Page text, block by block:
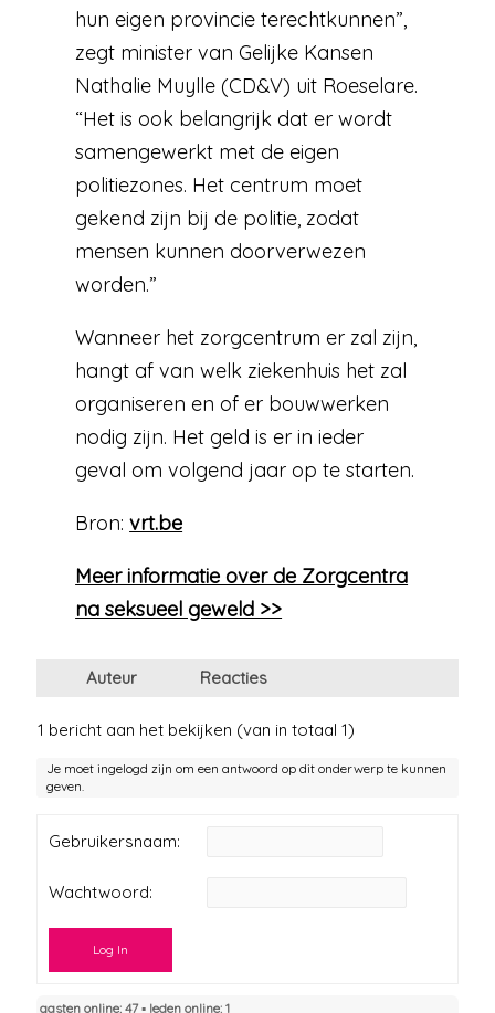
hun eigen provincie terechtkunnen”,
zegt minister van Gelijke Kansen
Nathalie Muylle (CD&V) uit Roeselare.
“Het is ook belangrijk dat er wordt
samengewerkt met de eigen
politiezones. Het centrum moet
gekend zijn bij de politie, zodat
mensen kunnen doorverwezen
worden.”
Wanneer het zorgcentrum er zal zijn,
hangt af van welk ziekenhuis het zal
organiseren en of er bouwwerken
nodig zijn. Het geld is er in ieder
geval om volgend jaar op te starten.
Bron:vrt.be
Meer informatie over de Zorgcentra
na seksueel geweld >>
Auteur Reacties
1 bericht aan het bekijken (van in totaal 1)
Je moet ingelogd zijn om een antwoord op dit onderwerp te kunnen
geven.
Gebruikersnaam:
Wachtwoord:
Log In
gasten online: 47 ▪︎ leden online: 1